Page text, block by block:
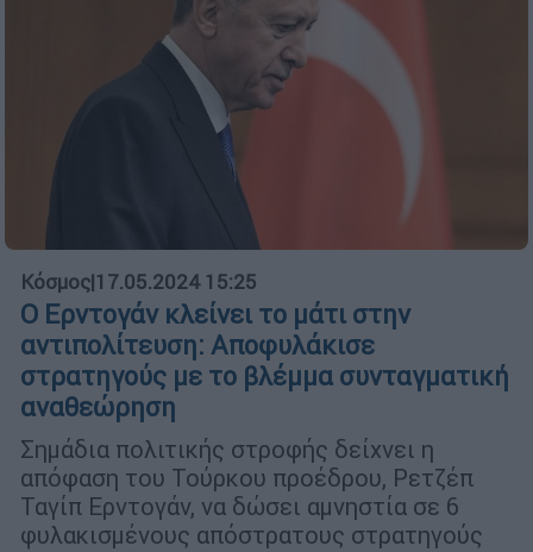
Κόσμος|17.05.2024 15:25
Ο Ερντογάν κλείνει το μάτι στην
αντιπολίτευση: Αποφυλάκισε
στρατηγούς με το βλέμμα συνταγματική
αναθεώρηση
Σημάδια πολιτικής στροφής δείχνει η
απόφαση του Τούρκου προέδρου, Ρετζέπ
Ταγίπ Ερντογάν, να δώσει αμνηστία σε 6
φυλακισμένους απόστρατους στρατηγούς